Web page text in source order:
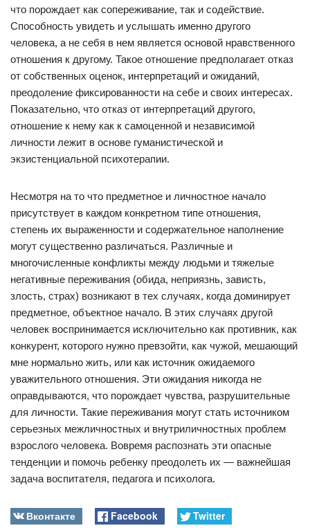
что порождает как сопереживание, так и содействие.
Способность увидеть и услышать именно другого
человека, а не себя в нем является основой нравственного
отношения к другому. Такое отношение предполагает отказ
от собственных оценок, интерпретаций и ожиданий,
преодоление фиксированности на себе и своих интересах.
Показательно, что отказ от интерпретаций другого,
отношение к нему как к самоценной и независимой
личности лежит в основе гуманистической и
экзистенциальной психотерапии.
Несмотря на то что предметное и личностное начало
присутствует в каждом конкретном типе отношения,
степень их выраженности и содержательное наполнение
могут существенно различаться. Различные и
многочисленные конфликты между людьми и тяжелые
негативные переживания (обида, неприязнь, зависть,
злость, страх) возникают в тех случаях, когда доминирует
предметное, объектное начало. В этих случаях другой
человек воспринимается исключительно как противник, как
конкурент, которого нужно превзойти, как чужой, мешающий
мне нормально жить, или как источник ожидаемого
уважительного отношения. Эти ожидания никогда не
оправдываются, что порождает чувства, разрушительные
для личности. Такие переживания могут стать источником
серьезных межличностных и внутриличностных проблем
взрослого человека. Вовремя распознать эти опасные
тенденции и помочь ребенку преодолеть их — важнейшая
задача воспитателя, педагога и психолога.
Вконтакте Facebook
Twitter